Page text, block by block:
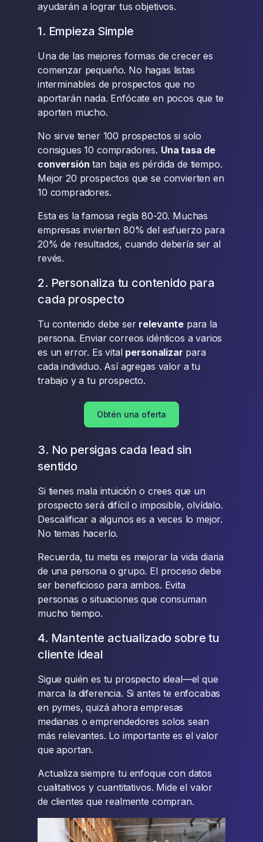
ayudarán a lograr tus objetivos.
1. Empieza Simple
Una de las mejores formas de crecer es
comenzar pequeño. No hagas listas
interminables de prospectos que no
aportarán nada. Enfócate en pocos que te
aporten mucho.
No sirve tener 100 prospectos si solo
consigues 10 compradores. Una tasa de
conversión tan baja es pérdida de tiempo.
Mejor 20 prospectos que se convierten en
10 compradores.
Esta es la famosa regla 80-20. Muchas
empresas invierten 80% del esfuerzo para
20% de resultados, cuando debería ser al
revés.
2. Personaliza tu contenido para
cada prospecto
Tu contenido debe ser relevante para la
persona. Enviar correos idénticos a varios
es un error. Es vital personalizar para
cada individuo. Así agregas valor a tu
trabajo y a tu prospecto.
Obtén una oferta
3. No persigas cada lead sin
sentido
Si tienes mala intuición o crees que un
prospecto será difícil o imposible, olvídalo.
Descalificar a algunos es a veces lo mejor.
No temas hacerlo.
Recuerda, tu meta es mejorar la vida diaria
de una persona o grupo. El proceso debe
ser beneficioso para ambos. Evita
personas o situaciones que consuman
mucho tiempo.
4. Mantente actualizado sobre tu
cliente ideal
Sigue quién es tu prospecto ideal—el que
marca la diferencia. Si antes te enfocabas
en pymes, quizá ahora empresas
medianas o emprendedores solos sean
más relevantes. Lo importante es el valor
que aportan.
Actualiza siempre tu enfoque con datos
cualitativos y cuantitativos. Mide el valor
de clientes que realmente compran.